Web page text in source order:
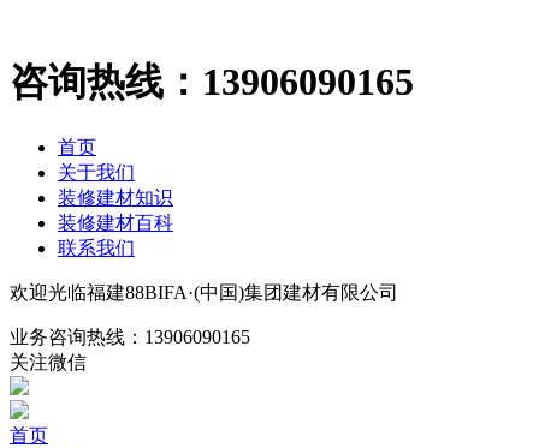
咨询热线： 13906090165
首页
关于我们
装修建材知识
装修建材百科
联系我们
欢迎光临福建88BIFA·(中国)集团建材有限公司
业务咨询热线： 13906090165
关注微信
首页